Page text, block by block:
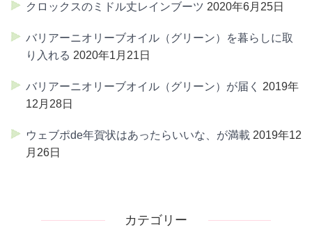
クロックスのミドル丈レインブーツ 2020年6月25日
バリアーニオリーブオイル（グリーン）を暮らしに取
り入れる 2020年1月21日
バリアーニオリーブオイル（グリーン）が届く
2019年
12月28日
ウェブポde年賀状はあったらいいな、が満載 2019年12
月26日
カテゴリー